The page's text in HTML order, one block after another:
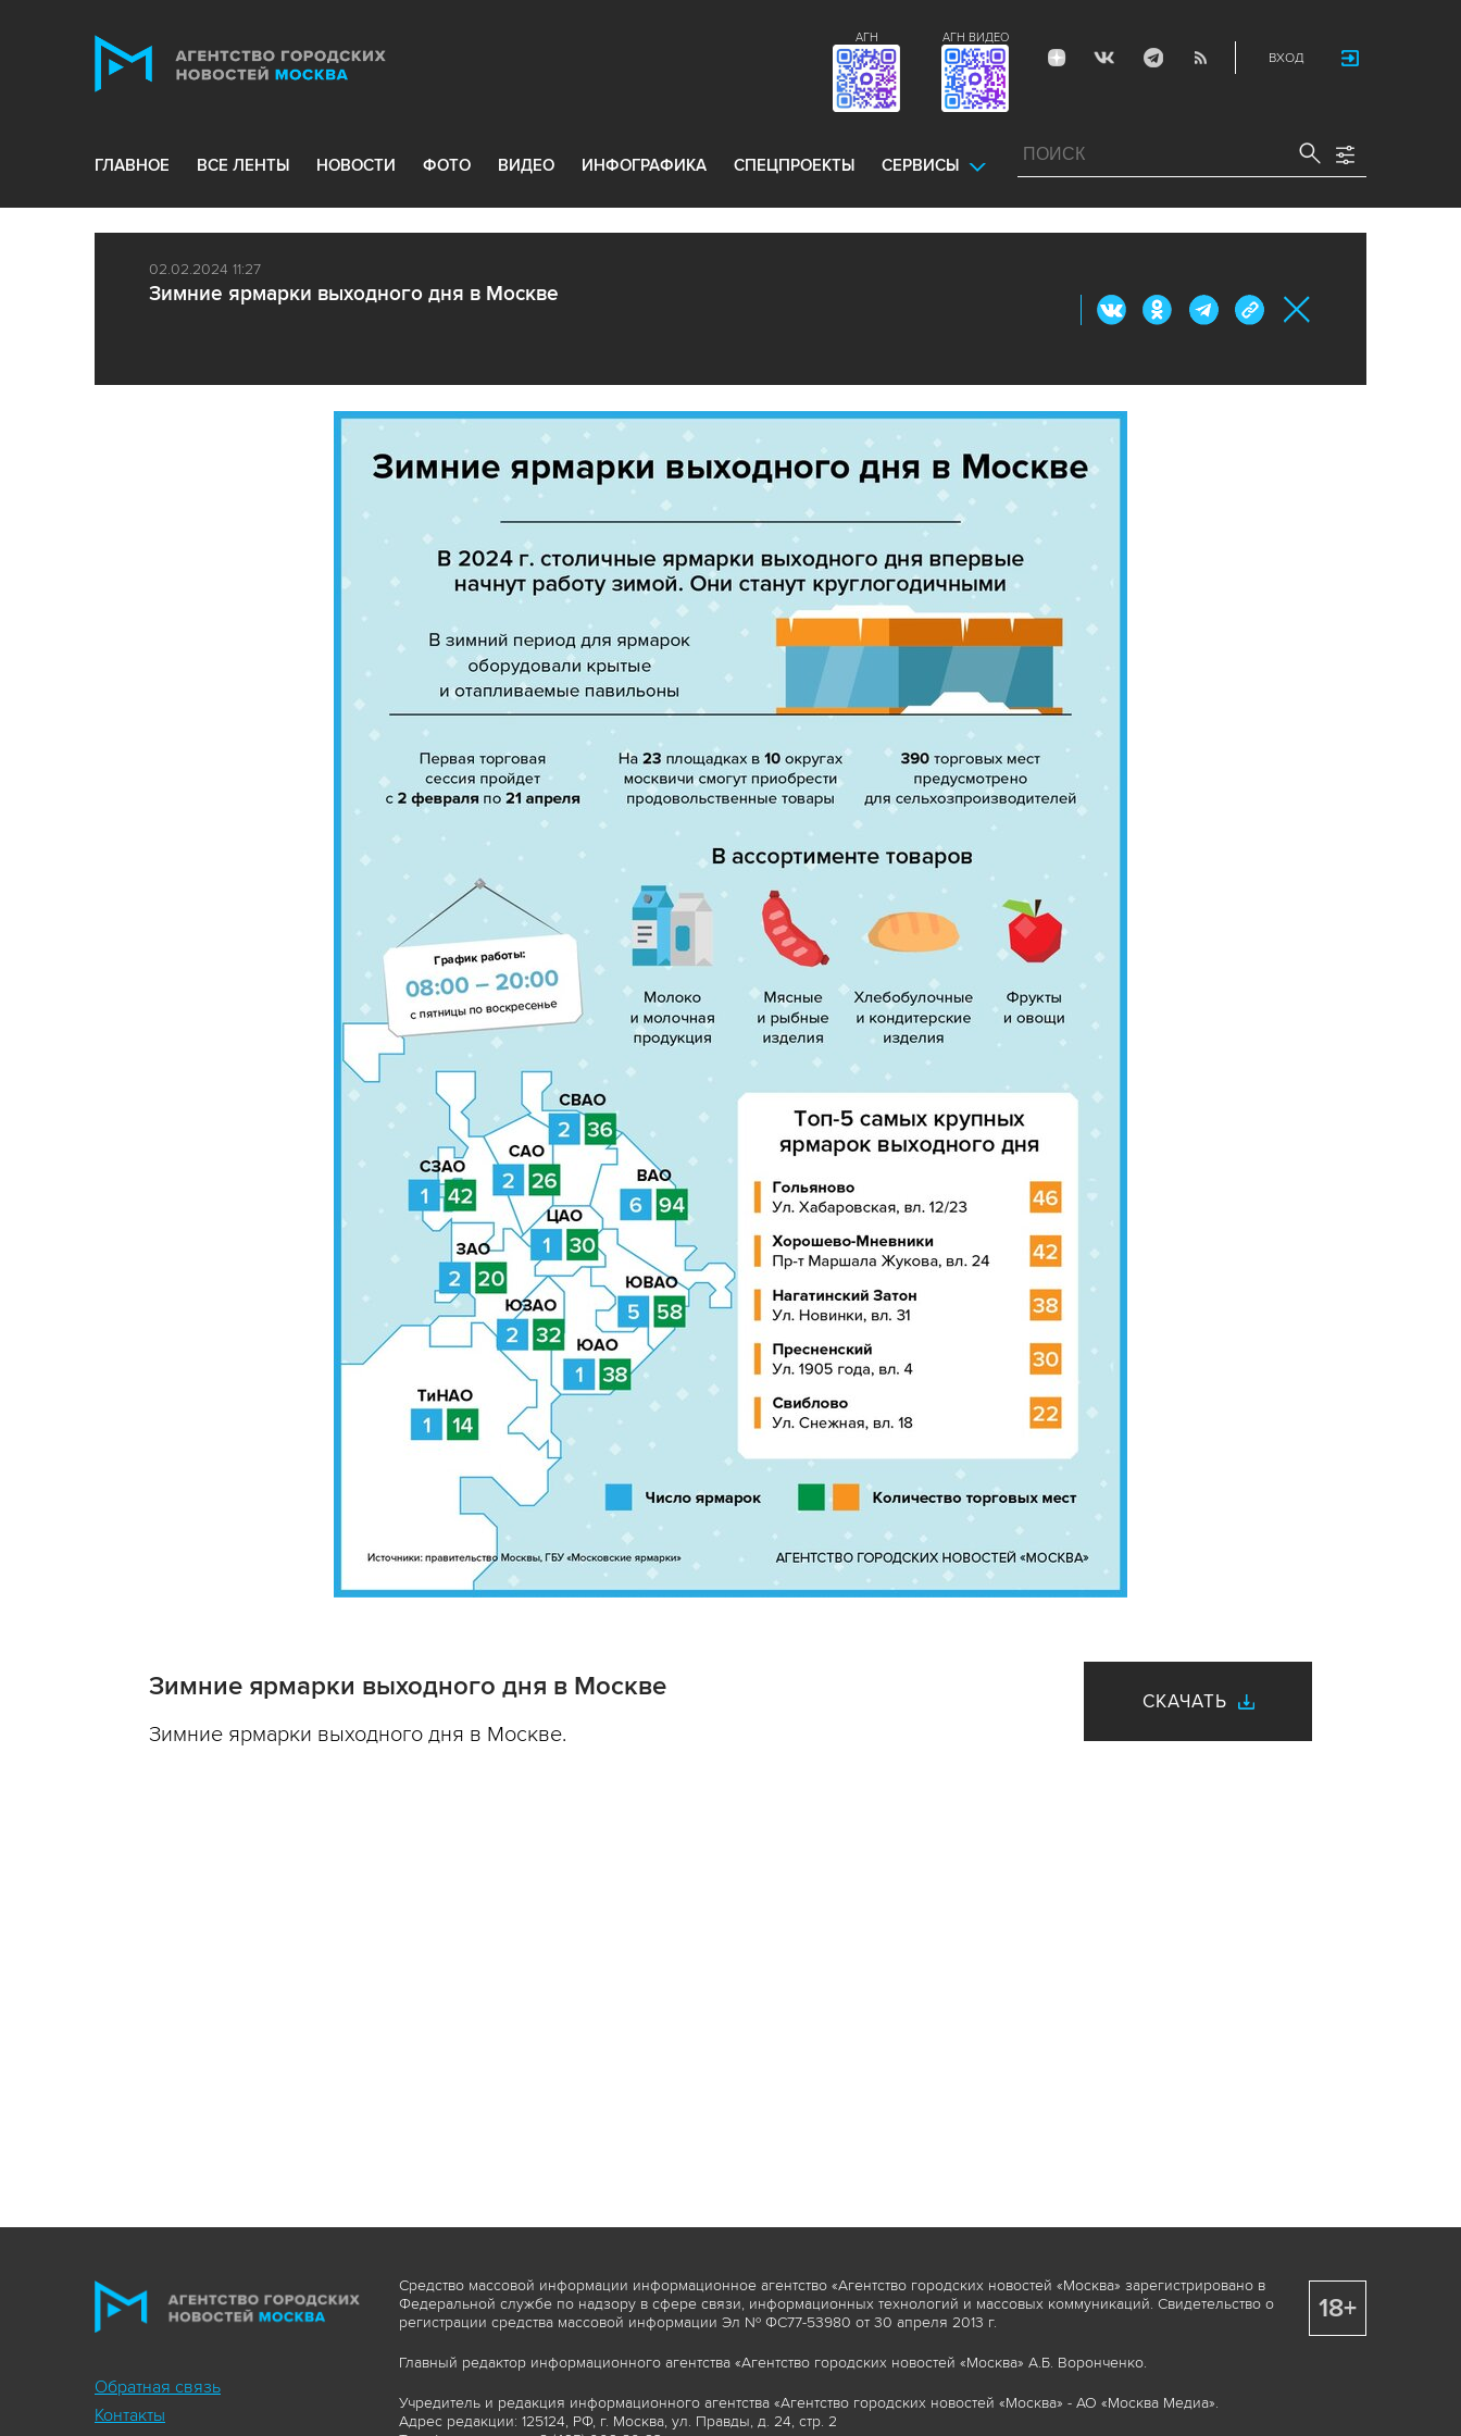
ВХОД
АГН ВИДЕО
АГН
ГЛАВНОЕ ВСЕ ЛЕНТЫ НОВОСТИ ФОТО ВИДЕО ИНФОГРАФИКА СПЕЦПРОЕКТЫ СЕРВИСЫ
02.02.2024 11:27
Зимние ярмарки выходного дня в Москве
Зимние ярмарки выходного дня в Москве
Зимние ярмарки выходного дня в Москве.
СКАЧАТЬ
Обратная связь
Контакты
Средство массовой информации информационное агентство «Агентство городских новостей «Москва» зарегистрировано в
Федеральной службе по надзору в сфере связи, информационных технологий и массовых коммуникаций. Свидетельство о
регистрации средства массовой информации Эл № ФС77-53980 от 30 апреля 2013 г.
Главный редактор информационного агентства «Агентство городских новостей «Москва» А.Б. Воронченко.
Учредитель и редакция информационного агентства «Агентство городских новостей «Москва» - АО «Москва Медиа».
Адрес редакции: 125124, РФ, г. Москва, ул. Правды, д. 24, стр. 2
18+